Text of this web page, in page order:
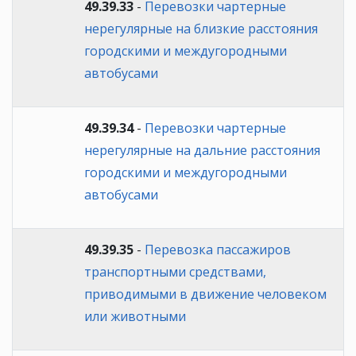
49.39.33 - Перевозки чартерные
нерегулярные на близкие расстояния
городскими и междугородными
автобусами
49.39.34- Перевозки чартерные
нерегулярные на дальние расстояния
городскими и междугородными
автобусами
49.39.35 - Перевозка пассажиров
транспортными средствами,
приводимыми в движение человеком
или животными